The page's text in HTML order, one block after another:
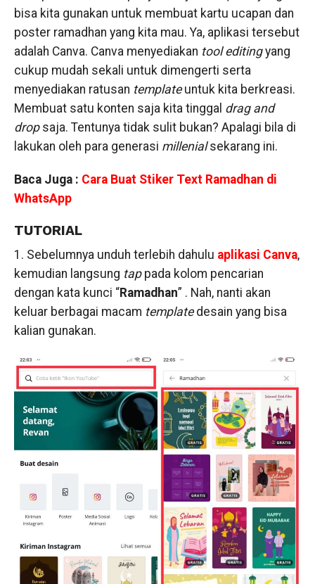
bisa kita gunakan untuk membuat kartu ucapan dan
poster ramadhan yang kita mau. Ya, aplikasi tersebut
adalah Canva. Canva menyediakan tool editingyang
cukup mudah sekali untuk dimengerti serta
menyediakan ratusan templateuntuk kita berkreasi.
Membuat satu konten saja kita tinggal drag and
dropsaja. Tentunya tidak sulit bukan? Apalagi bila di
lakukan oleh para generasi millenialsekarang ini.
Baca Juga : Cara Buat Stiker Text Ramadhan di
WhatsApp
TUTORIAL
1. Sebelumnya unduh terlebih dahulu aplikasi Canva,
kemudian langsung tappada kolom pencarian
dengan kata kunci “Ramadhan” . Nah, nanti akan
keluar berbagai macam templatedesain yang bisa
kalian gunakan.